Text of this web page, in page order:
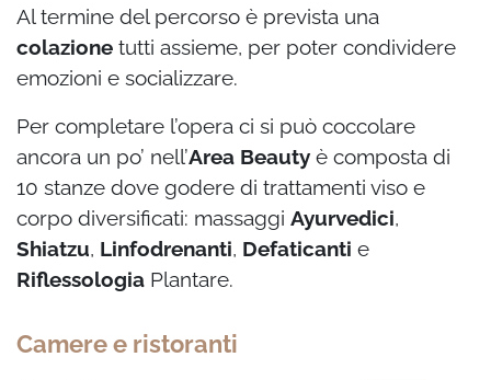
Al termine del percorso è prevista una
colazione tutti assieme, per poter condividere
emozioni e socializzare.
Per completare l’opera ci si può coccolare
ancora un po’ nell’Area Beauty è composta di
10 stanze dove godere di trattamenti viso e
corpo diversificati: massaggi Ayurvedici,
Shiatzu, Linfodrenanti, Defaticanti e
Riflessologia Plantare.
Camere e ristoranti